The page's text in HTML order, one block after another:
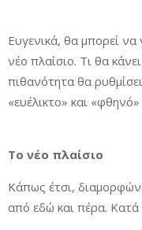
Ευγενικά, θα μπορεί
νέο πλαίσιο. Τι θα
πιθανότητα θα
«ευέλικτο» και
Το νέο πλαίσιο
Κάπως έτσι,
από εδώ και πέρα. Κατά